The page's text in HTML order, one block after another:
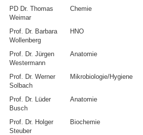
PD Dr. Thomas
Weimar
Chemie
Prof. Dr. Barbara
Wollenberg
HNO
Prof. Dr. Jürgen
Westermann
Anatomie
Prof. Dr. Werner
Solbach
Mikrobiologie/Hygiene
Prof. Dr. Lüder
Busch
Anatomie
Prof. Dr. Holger
Steuber
Biochemie